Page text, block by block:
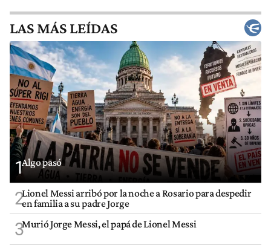
LAS MÁS LEÍDAS
1Algo pasó
2Lionel Messi arribó por la noche a Rosario para despedir
en familia a su padre Jorge
3Murió Jorge Messi, el papá de Lionel Messi